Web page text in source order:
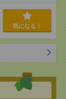
気になる！